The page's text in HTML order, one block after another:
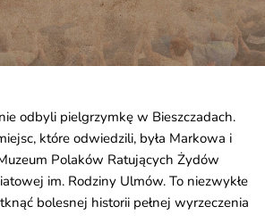
odbyli pielgrzymkę w Bieszczadach.
które odwiedzili, była Markowa i
Polaków Ratujących Żydów
im. Rodziny Ulmów. To niezwykłe
bolesnej historii pełnej wyrzeczenia